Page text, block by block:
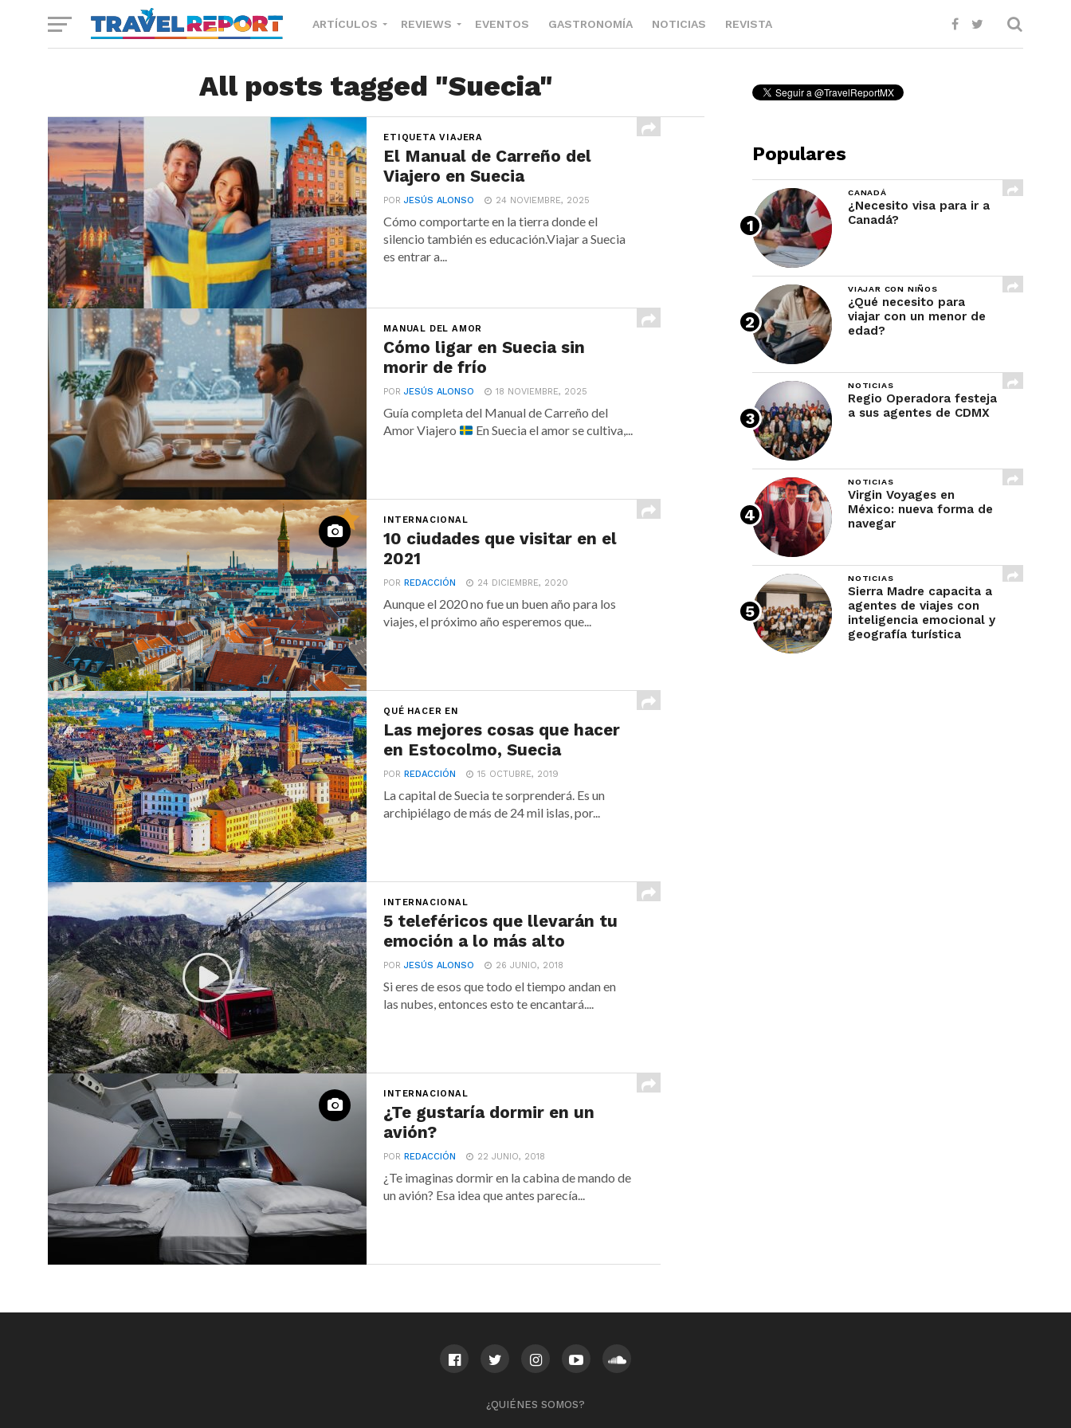
ARTÍCULOS REVIEWS EVENTOS GASTRONOMÍA NOTICIAS REVISTA
All posts tagged "Suecia"
ETIQUETA VIAJERA
El Manual de Carreño del
Viajero en Suecia
PORJESÚS ALONSO 24 NOVIEMBRE, 2025
Cómo comportarte en la tierra donde el
silencio también es educación.Viajar a Suecia
es entrar a...
MANUAL DEL AMOR
Cómo ligar en Suecia sin
morir de frío
PORJESÚS ALONSO 18 NOVIEMBRE, 2025
Guía completa del Manual de Carreño del
Amor Viajero
En Suecia el amor se cultiva,...
INTERNACIONAL
10 ciudades que visitar en el
2021
PORREDACCIÓN 24 DICIEMBRE, 2020
Aunque el 2020 no fue un buen año para los
viajes, el próximo año esperemos que...
QUÉ HACER EN
Las mejores cosas que hacer
en Estocolmo, Suecia
PORREDACCIÓN 15 OCTUBRE, 2019
La capital de Suecia te sorprenderá. Es un
archipiélago de más de 24 mil islas, por...
INTERNACIONAL
5 teleféricos que llevarán tu
emoción a lo más alto
PORJESÚS ALONSO 26 JUNIO, 2018
Si eres de esos que todo el tiempo andan en
las nubes, entonces esto te encantará....
INTERNACIONAL
¿Te gustaría dormir en un
avión?
PORREDACCIÓN 22 JUNIO, 2018
¿Te imaginas dormir en la cabina de mando de
un avión? Esa idea que antes parecía...
Populares
CANADÁ
¿Necesito visa para ir a
Canadá?
VIAJAR CON NIÑOS
¿Qué necesito para
viajar con un menor de
edad?
NOTICIAS
Regio Operadora festeja
a sus agentes de CDMX
NOTICIAS
Virgin Voyages en
México: nueva forma de
navegar
NOTICIAS
Sierra Madre capacita a
agentes de viajes con
inteligencia emocional y
geografía turística
¿QUIÉNES SOMOS?